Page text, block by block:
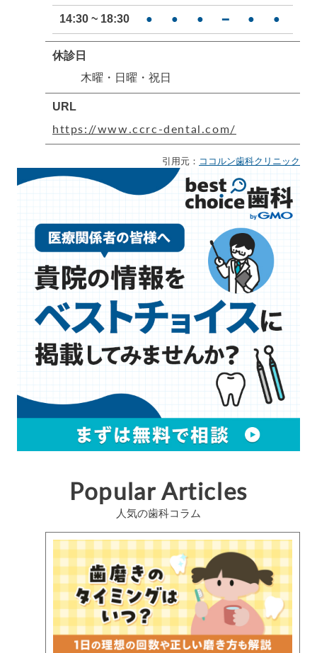
14:30 ~ 18:30 ● ● ● ━ ● ●
休診日
木曜・日曜・祝日
URL
https://www.ccrc-dental.com/
引用元： ココルン歯科クリニック
Popular Articles
人気の歯科コラム